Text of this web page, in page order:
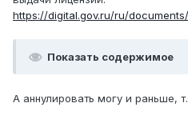
https://digital.gov.ru/ru/
Показать содержимое
А аннулировать могу и раньше,